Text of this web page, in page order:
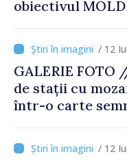
obiectivul
/ 12
GALERIE FOTO // Peste
de stații cu
într-o carte
/ 12